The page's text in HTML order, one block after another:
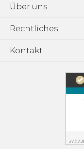
Über uns
Rechtliches
Kontakt